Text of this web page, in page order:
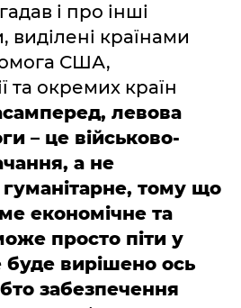
і про інші
виділені країнами
США,
та окремих країн
левова
– це військово-
а не
тому що
економічне та
просто піти у
буде вирішено ось
забезпечення